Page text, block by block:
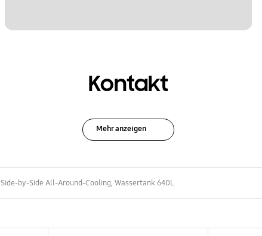
Kontakt
Mehr anzeigen
Side-by-Side All-Around-Cooling, Wassertank 640L